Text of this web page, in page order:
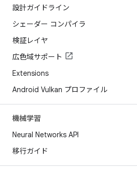
設計ガイドライン
シェーダー コンパイラ
検証レイヤ
広色域サポート
Extensions
Android Vulkan プロファイル
機械学習
Neural Networks API
移行ガイド